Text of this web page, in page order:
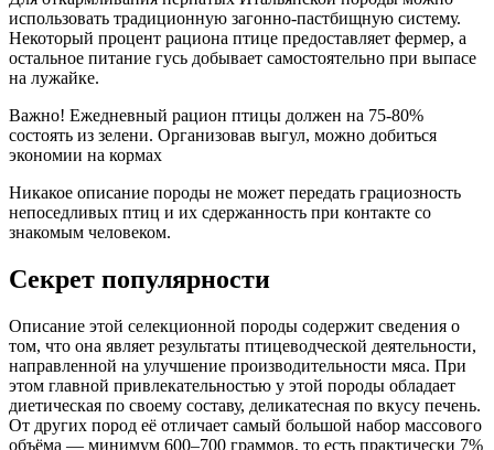
использовать традиционную загонно-пастбищную систему.
Некоторый процент рациона птице предоставляет фермер, а
остальное питание гусь добывает самостоятельно при выпасе
на лужайке.
Важно! Ежедневный рацион птицы должен на 75-80%
состоять из зелени. Организовав выгул, можно добиться
экономии на кормах
Никакое описание породы не может передать грациозность
непоседливых птиц и их сдержанность при контакте со
знакомым человеком.
Секрет популярности
Описание этой селекционной породы содержит сведения о
том, что она являет результаты птицеводческой деятельности,
направленной на улучшение производительности мяса. При
этом главной привлекательностью у этой породы обладает
диетическая по своему составу, деликатесная по вкусу печень.
От других пород её отличает самый большой набор массового
объёма — минимум 600–700 граммов, то есть практически 7%